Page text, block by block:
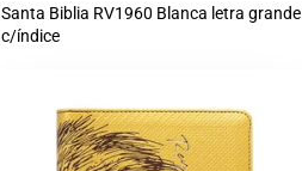
venta
Santa Biblia RV1960 Blanca letra grande
c/índice